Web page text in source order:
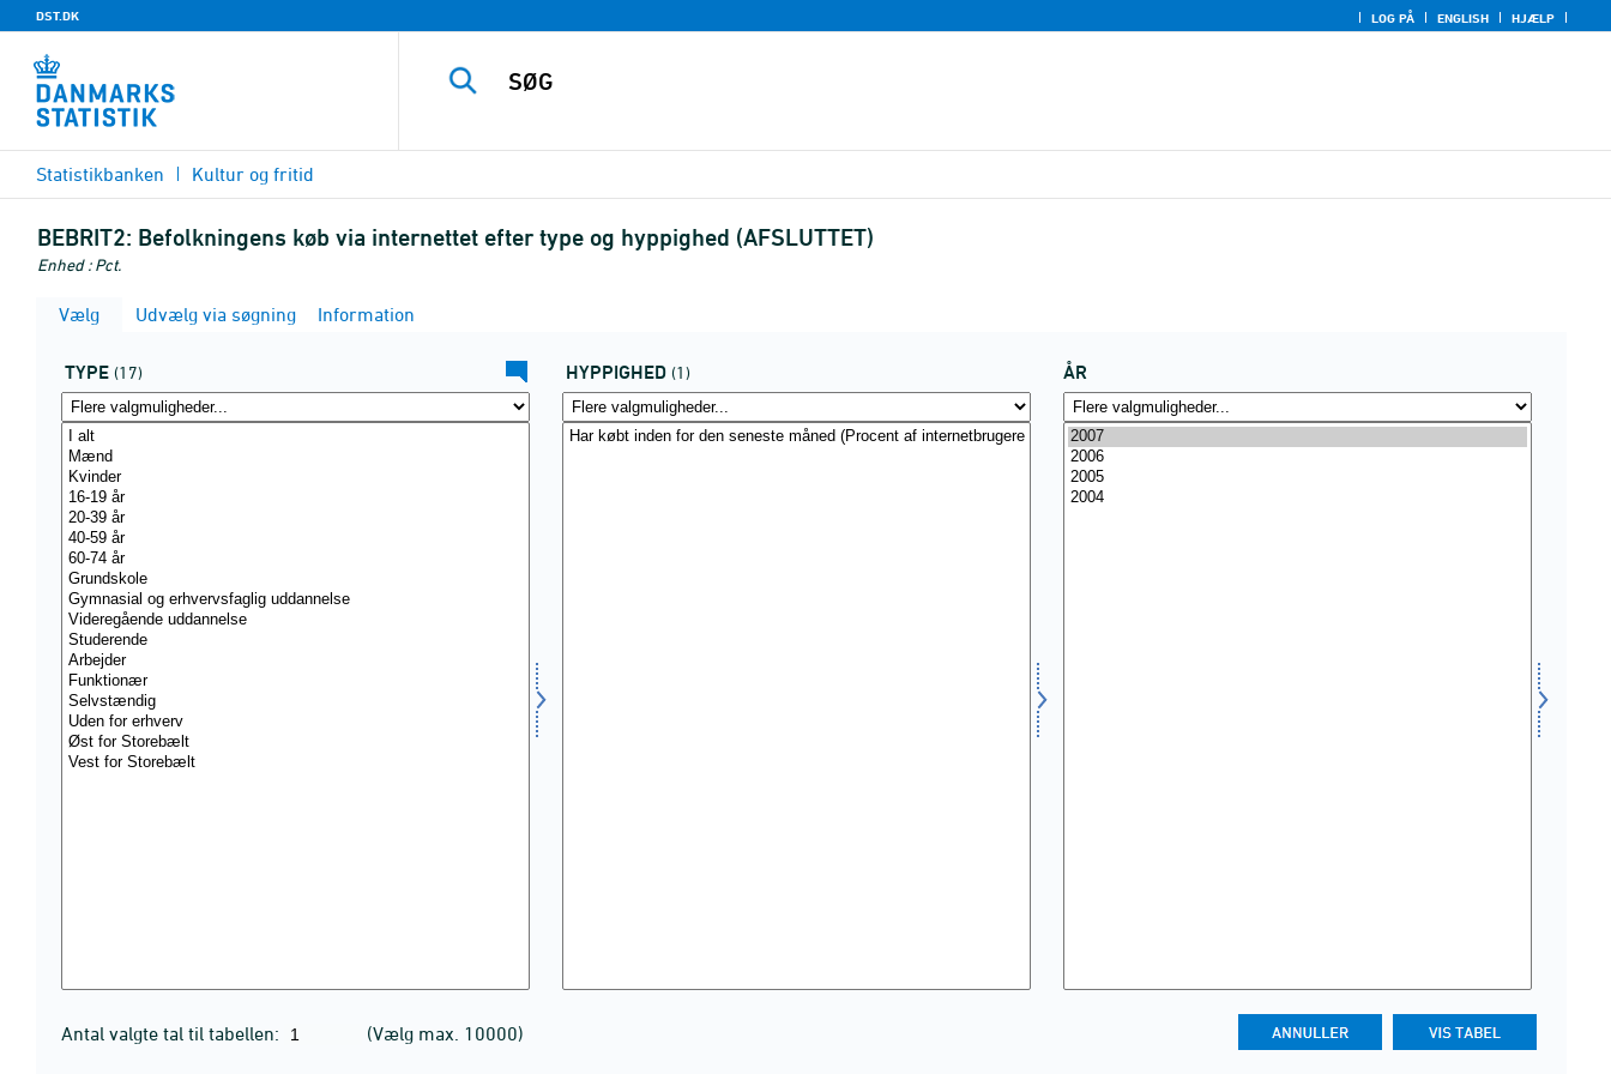
DST.DK LOG PÅ ENGLISH HJÆLP
Statistikbanken Kultur og fritid
BEBRIT2: Befolkningens køb via internettet efter type og hyppighed (AFSLUTTET)
Enhed : Pct.
Vælg Udvælg via søgning Information
TYPE (17) HYPPIGHED (1) ÅR
Antal valgte tal til tabellen: (Vælg max. 10000)